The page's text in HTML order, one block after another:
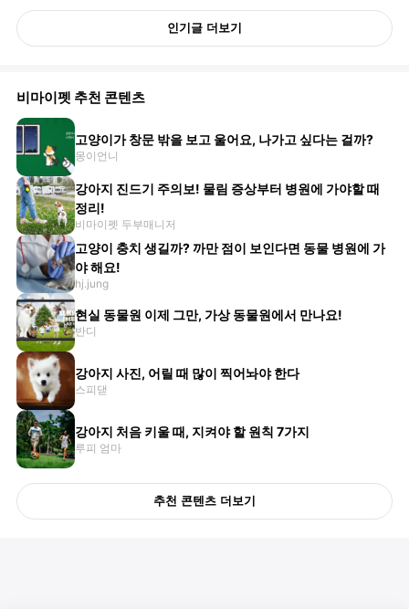
인기글 더보기
비마이펫 추천 콘텐츠
고양이가 창문 밖을 보고 울어요, 나가고 싶다는 걸까?
몽이언니
강아지 진드기 주의보! 물림 증상부터 병원에 가야할 때
정리!
비마이펫 두부매니저
고양이 충치 생길까? 까만 점이 보인다면 동물 병원에 가
야 해요!
hj.jung
현실 동물원 이제 그만, 가상 동물원에서 만나요!
반디
강아지 사진, 어릴 때 많이 찍어놔야 한다
스피댇
강아지 처음 키울 때, 지켜야 할 원칙 7가지
루피 엄마
추천 콘텐츠 더보기